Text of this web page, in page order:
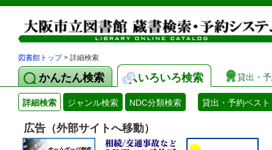
図書館トップ> 詳細検索
かんたん検索 いろいろ検索 貸出・
詳細検索 ジャンル検索 NDC分類検索 貸出・予約ベスト
広告（外部サイトへ移動）